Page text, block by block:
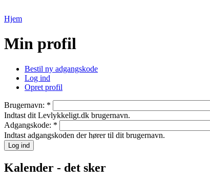
Hjem
Min profil
Bestil ny adgangskode
Log ind
Opret profil
Brugernavn: *
Indtast dit Levlykkeligt.dk brugernavn.
Adgangskode: *
Indtast adgangskoden der hører til dit brugernavn.
Kalender - det sker